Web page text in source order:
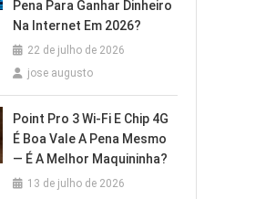
Pena Para Ganhar Dinheiro
Na Internet Em 2026?
22 de julho de 2026
jose augusto
Point Pro 3 Wi‑Fi E Chip 4G
É Boa Vale A Pena Mesmo
— É A Melhor Maquininha?
13 de julho de 2026